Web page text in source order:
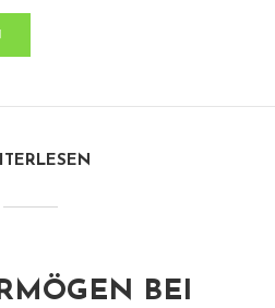
BEI